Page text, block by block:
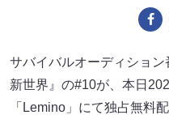
サバイバルオーディショ
新世界』の#10が、本日
「Lemino」にて独占無料